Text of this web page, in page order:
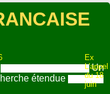
Ex
L'appel
du 18
juin
Un
étendue